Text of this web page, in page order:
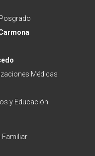
Médicas
y Educación
Familiar